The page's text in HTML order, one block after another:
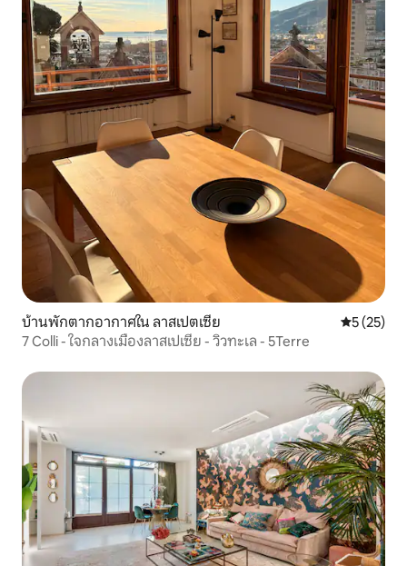
บ้านพักตากอากาศใน ลาสเปตเซีย คะแนนเฉลี่
5 (25)
7 Colli - ใจกลางเมืองลาสเปเซีย - วิวทะเล - 5Terre